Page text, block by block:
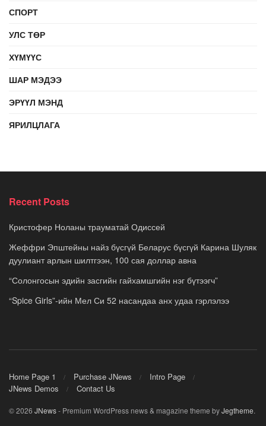
СПОРТ
УЛС ТӨР
ХҮМҮҮС
ШАР МЭДЭЭ
ЭРҮҮЛ МЭНД
ЯРИЛЦЛАГА
Recent Posts
Кристофер Ноланы трауматай Одиссей
Жеффри Эпштейны найз бүсгүй Беларус бүсгүй Карина Шуляк
дуулиант арлын шилтгээн, 100 сая доллар авна
“Солонгосын эдийн засгийн гайхамшгийн нэг бүтээгч”
“Spice Girls”-ийн Мел Си 52 насандаа анх удаа гэрлэлээ
Home Page 1 Purchase JNews
Intro Page
JNews Demos
Contact Us
© 2026 JNews- Premium WordPress news & magazine theme byJegtheme.